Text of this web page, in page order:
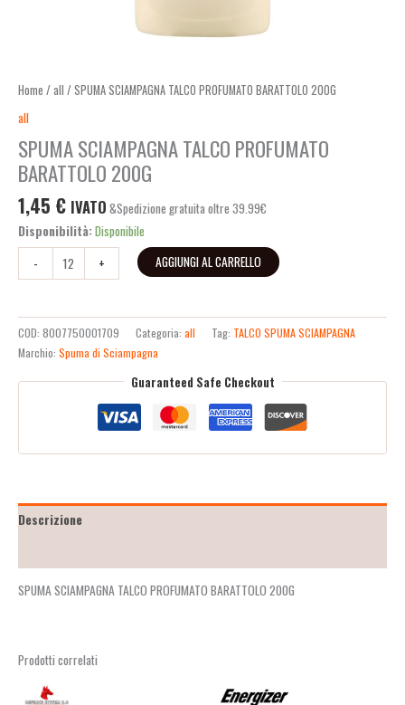
Home / all / SPUMA SCIAMPAGNA TALCO PROFUMATO BARATTOLO 200G
all
SPUMA SCIAMPAGNA TALCO PROFUMATO
BARATTOLO 200G
1,45 € IVATO &Spedizione gratuita oltre 39.99€
Disponibilità:Disponibile
-
+ AGGIUNGI AL CARRELLO
COD: 8007750001709 Categoria: all Tag: TALCO SPUMA SCIAMPAGNA
Marchio: Spuma di Sciampagna
Guaranteed Safe Checkout
Descrizione
SPUMA SCIAMPAGNA TALCO PROFUMATO BARATTOLO 200G
Prodotti correlati